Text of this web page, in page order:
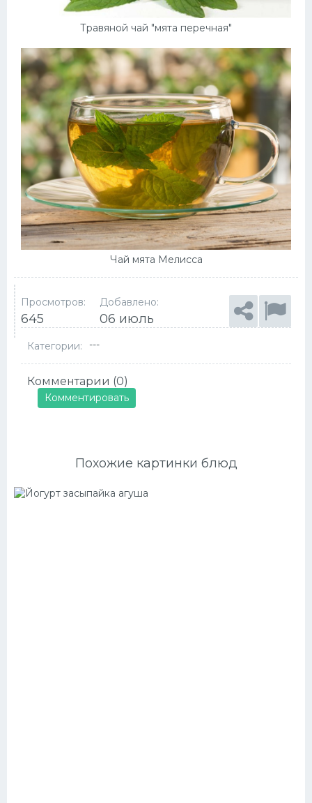
Травяной чай "мята перечная"
Чай мята Мелисса
Просмотров:
645
Добавлено:
06 июль
Категории: ---
Комментарии (0)
Комментировать
Похожие картинки блюд